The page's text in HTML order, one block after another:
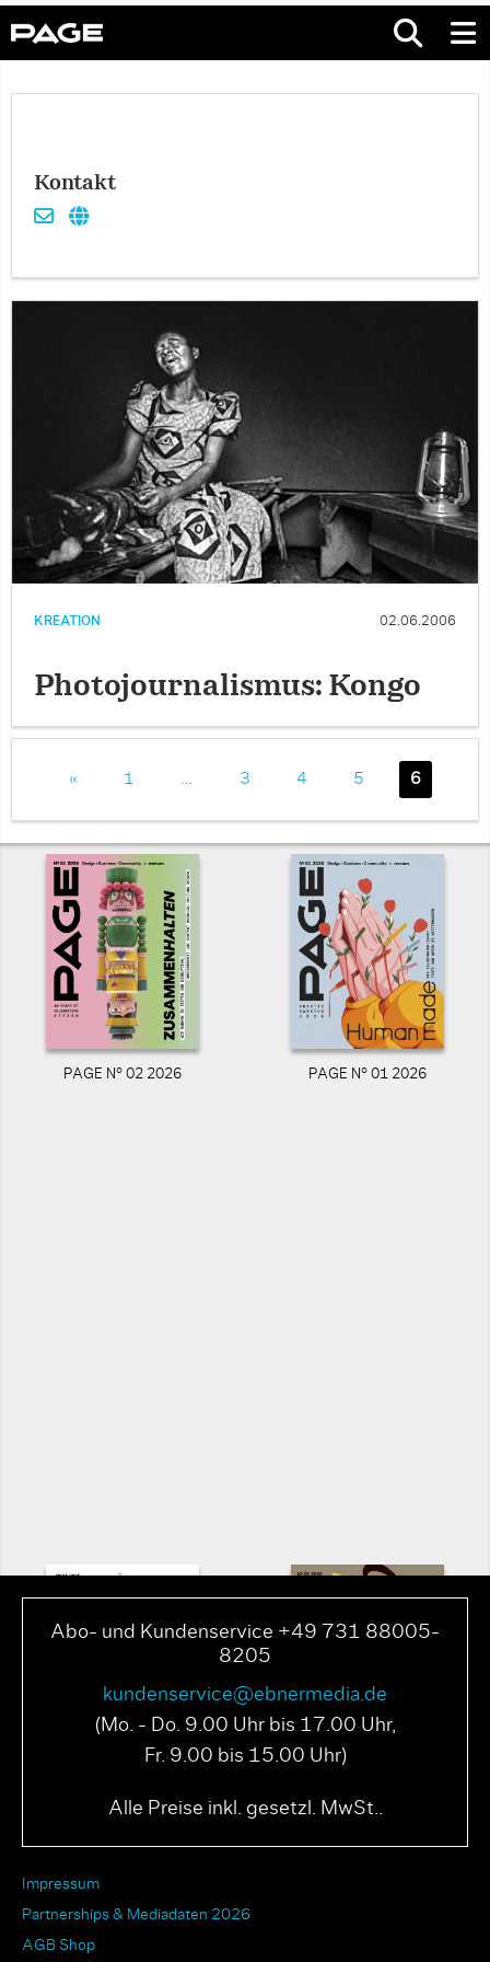
Kontakt
KREATION 02.06.2006
Photojournalismus: Kongo
« 1 3 4 5 6
PAGE N° 02 2026 PAGE N° 01 2026
Abo- und Kundenservice +49 731 88005-
8205
kundenservice@ebnermedia.de
(Mo. - Do. 9.00 Uhr bis 17.00 Uhr,
Fr. 9.00 bis 15.00 Uhr)
Alle Preise inkl. gesetzl. MwSt..
Impressum
Partnerships & Mediadaten 2026
AGB Shop